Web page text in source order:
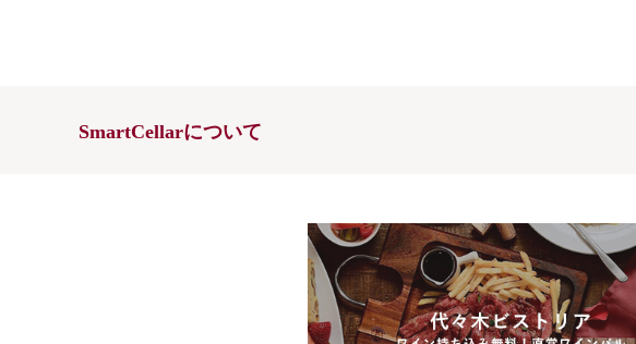
SmartCellarについて